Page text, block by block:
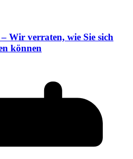
Wir verraten, wie Sie sich
können